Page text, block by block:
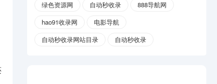
绿色资源网
自动秒收录
888导航网
hao91收录网
电影导航
自动秒收录网站目录
自动秒收录